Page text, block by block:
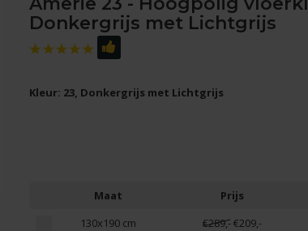
Donkergrijs met Lichtgrijs
Kleur: 23, Donkergrijs met Lichtgrijs
Maat Prijs
130x190 cm
€289,-€209,-